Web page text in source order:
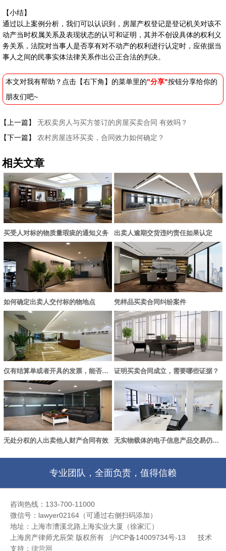
【小结】
通过以上案例分析，我们可以认识到，房屋产权登记是登记机关对该不
动产当时权属关系及表现状态的认可和证明，其并不创设具体的权利义
务关系，法院对当事人是否享有对不动产的权利进行认定时，应依据当
事人之间的民事实体法律关系作出公正合法的判决。
本文对我有帮助？点击【右下角】的菜单里的"分享"按钮分享给你的
朋友们吧~
【上一篇】
无权卖房人与买方签订的房屋买卖合同 有效吗？
【下一篇】
农村房屋连环买卖，合同效力如何确定？
相关文章
买受人对标的物质量瑕疵的通知义务 出卖人逾期交货违约责任如果认定
如何确定出卖人交付标的物地点 凭样品买卖合同纠纷案件
仅有结算单或者开具的发票，能否认定买卖合同成立？ 证明买卖合同成立，需要哪些证据？
无处分权的人出卖他人财产合同有效 无实物载体的电子信息产品交易仍适用《合同法》中买卖合同的规定
专业团队，全面负责，值得信赖
咨询热线：133-700-11000
微信号：lawyer02164（可通过右侧扫码添加）
地址：上海市漕溪北路上海实业大厦（徐家汇）
上海房产律师尤辰荣 版权所有 沪ICP备14009734号-13 技术
支持： 律营网